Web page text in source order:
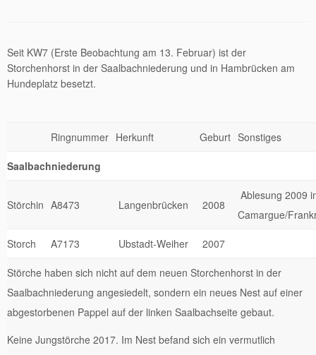
Seit KW7 (Erste Beobachtung am 13. Februar) ist der
Storchenhorst in der Saalbachniederung und in Hambrücken am
Hundeplatz besetzt.
Ringnummer Herkunft Geburt Sonstiges
Saalbachniederung
Störchin A8473 Langenbrücken 2008
Ablesung 2009
Camargue/
Storch A7173 Ubstadt-Weiher 2007
Störche haben sich nicht auf dem neuen Storchenhorst in der
Saalbachniederung angesiedelt, sondern ein neues Nest auf einer
abgestorbenen Pappel auf der linken Saalbachseite gebaut.
Keine Jungstörche 2017. Im Nest befand sich ein vermutlich